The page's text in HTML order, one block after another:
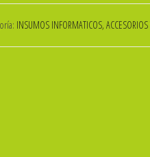
IMPRES.
INSUMOS INFORMATICOS, ACCESORIOS